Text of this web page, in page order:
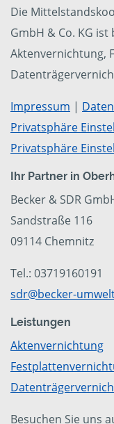
Die
GmbH & Co. KG
Aktenvernichtung,
Impressum |
Privatsphäre
Privatsphäre
Ihr Partner in
Becker & SDR
Sandstraße 116
09114 Chemnitz
Tel.: 03719160191
sdr@becker-
Leistungen
Aktenvernichtung
Besuchen Sie uns